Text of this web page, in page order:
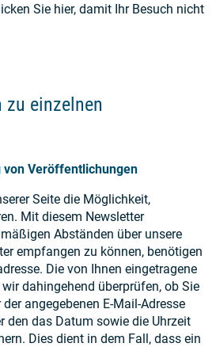
Sie hier, damit Ihr Besuch nicht
einzelnen
von Veröffentlichungen
Seite die Möglichkeit,
Mit diesem Newsletter
Abständen über unsere
empfangen zu können, benötigen
Die von Ihnen eingetragene
dahingehend überprüfen, ob Sie
angegebenen E-Mail-Adresse
den das Datum sowie die Uhrzeit
Dies dient in dem Fall, dass ein